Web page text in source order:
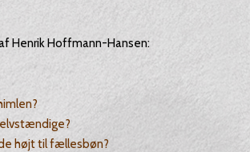
Henrik Hoffmann-Hansen:
højt til fællesbøn?